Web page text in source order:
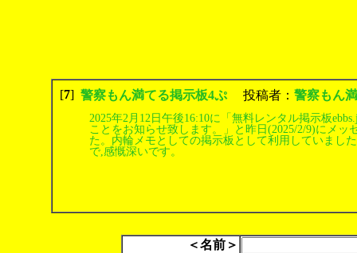
[7] 警察もん満てる掲示板4ぷ投稿者： 警察もん
2025年2月12日午後16:10に「無料レンタル掲示板
ことをお知らせ致します。」と昨日(2025/2/9)にメ
た。内輪メモとしての掲示板として利用していまし
で,感慨深いです。
＜名前＞